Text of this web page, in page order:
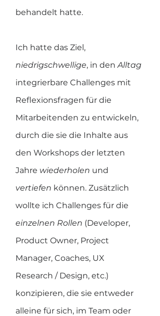
behandelt hatte.
Ich hatte das Ziel,
niedrigschwellige, in den Alltag
integrierbare Challenges mit
Reflexionsfragen für die
Mitarbeitenden zu entwickeln,
durch die sie die Inhalte aus
den Workshops der letzten
Jahre wiederholen und
vertiefen können. Zusätzlich
wollte ich Challenges für die
einzelnen Rollen (Developer,
Product Owner, Project
Manager, Coaches, UX
Research / Design, etc.)
konzipieren, die sie entweder
alleine für sich, im Team oder